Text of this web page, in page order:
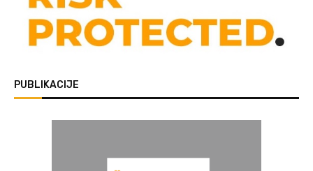
PUBLIKACIJE